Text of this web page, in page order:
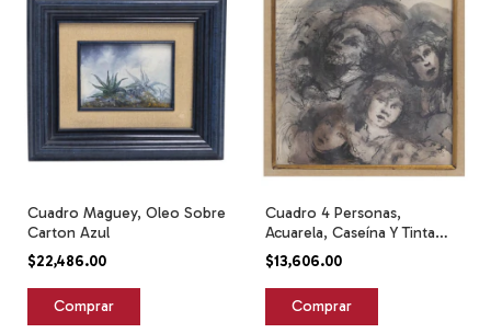
Cuadro Maguey, Oleo Sobre
Carton Azul
$22,486.00
Cuadro 4 Personas,
Acuarela, Caseína Y Tinta
Sobre Papel
$13,606.00